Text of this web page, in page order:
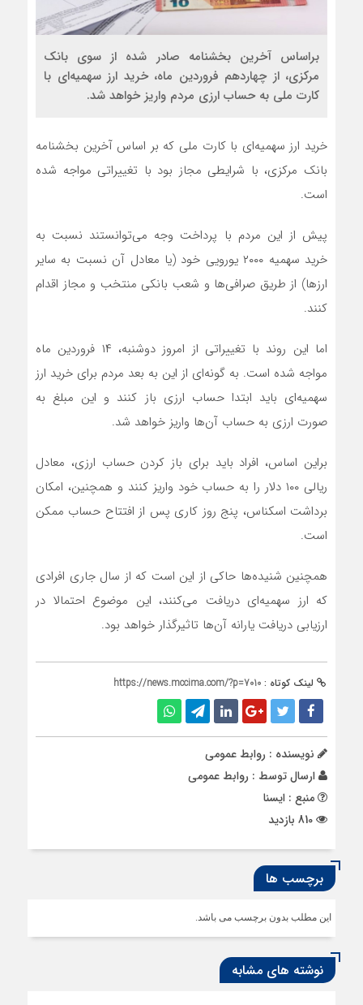
براساس آخرین بخشنامه صادر شده از سوی بانک
مرکزی، از چهاردهم فروردین ماه، خرید ارز سهمیه‌ای با
کارت ملی به حساب ارزی مردم واریز خواهد شد.
خرید ارز سهمیه‌ای با کارت ملی که بر اساس آخرین بخشنامه
بانک مرکزی، با شرایطی مجاز بود با تغییراتی مواجه شده
است.
پیش از این مردم با پرداخت وجه می‌توانستند نسبت به
خرید سهمیه ۲۰۰۰ یورویی خود (یا معادل آن نسبت به سایر
ارزها) از طریق صرافی‌ها و شعب بانکی منتخب و مجاز اقدام
کنند.
اما این روند با تغییراتی از امروز دوشنبه، ۱۴ فروردین ماه
مواجه شده است. به گونه‌ای از این به بعد مردم برای خرید ارز
سهمیه‌ای باید ابتدا حساب ارزی باز کنند و این مبلغ به
صورت ارزی به حساب آن‌ها واریز خواهد شد.
براین اساس، افراد باید برای باز کردن حساب ارزی، معادل
ریالی ۱۰۰ دلار را به حساب خود واریز کنند و همچنین، امکان
برداشت اسکناس، پنج روز کاری پس از افتتاح حساب ممکن
است.
همچنین شنیده‌ها حاکی از این است که از سال جاری افرادی
که ارز سهمیه‌ای دریافت می‌کنند، این موضوع احتمالا در
ارزیابی دریافت یارانه آن‌ها تاثیرگذار خواهد بود.
لینک کوتاه : https://news.mccima.com/?p=7010
نویسنده : روابط عمومی
ارسال توسط : روابط عمومی
منبع : ایسنا
برچسب ها
این مطلب بدون برچسب می باشد.
نوشته های مشابه